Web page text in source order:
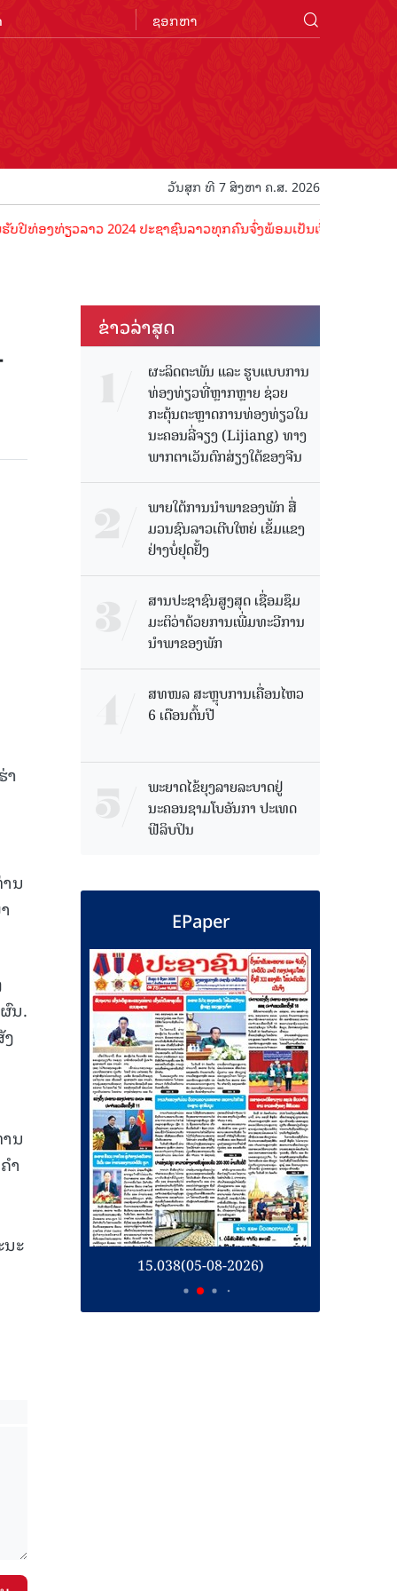
ວັນສຸກ ທີ 7 ສິງຫາ ຄ.ສ. 2026
ທ່ຽວລາວ 2024 ປະຊາຊົນລາວທຸກຄົນຈົ່ງພ້ອມເປັນເຈົ້າພາບທີ່ດີ ຕ້ອນຮັ
າ
ນ
ນ.
ນ
ຳ
ະ
ຂ່າວ​ລ່າ​ສຸດ
ຜະລິດຕະພັນ ແລະ ຮູບແບບການ
ທ່ອງທ່ຽວທີ່ຫຼາກຫຼາຍ ຊ່ວຍ
ກະຕຸ້ນຕະຫຼາດການທ່ອງທ່ຽວໃນ
ນະຄອນລີ່ຈຽງ (Lijiang) ທາງ
ພາກຕາເວັນຕົກສ່ຽງໃຕ້ຂອງຈີນ
ພາຍໃຕ້ການນໍາພາຂອງພັກ ສື່
ມວນຊົນລາວເຕີບໃຫຍ່ ເຂັ້ມແຂງ
ຢ່າງບໍ່ຢຸດຢັ້ງ
ສານປະຊາຊົນສູງສຸດ ເຊື່ອມຊຶມ
ມະຕິວ່າດ້ວຍການເພີ່ມທະວີການ
ນຳພາຂອງພັກ
ສທໜລ ສະຫຼຸບການເຄື່ອນໄຫວ
6 ເດືອນຕົ້ນປີ
ພະຍາດໄຂ້ຍຸງລາຍລະບາດຢູ່
ນະຄອນຊາມໂບ​ອັນກາ ປະເທດ
ຟີລິບປິນ
EPaper
15.038(05-08-2026)